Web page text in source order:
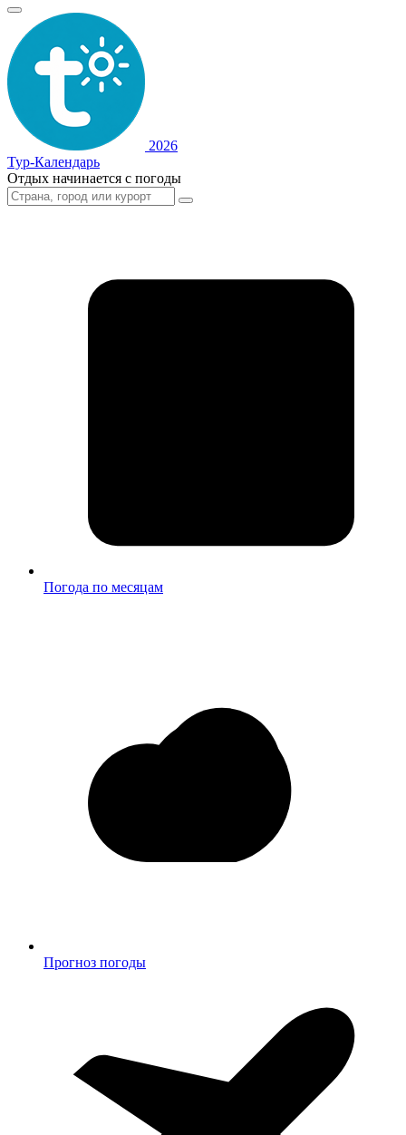
2026
Тур-Календарь
Отдых начинается с погоды
Погода по месяцам
Прогноз погоды